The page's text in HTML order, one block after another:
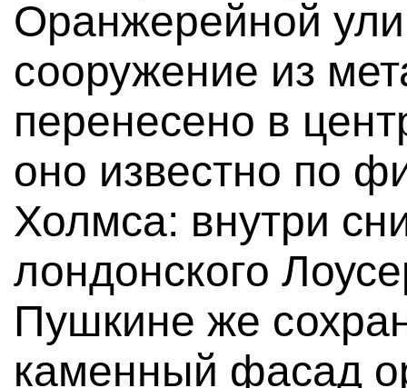
Оранжерейной
сооружение из
перенесено в
оно известно по
Холмса: внутри
лондонского
Пушкине же
каменный фасад